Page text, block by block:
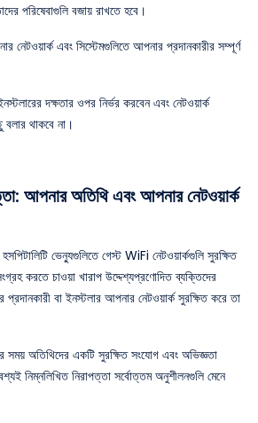
পরিষেবাগুলি বজায় রাখতে হবে।
নেটওয়ার্ক এবং সিস্টেমগুলিতে আপনার প্রদানকারীর সম্পূর্ণ
দক্ষতার ওপর নির্ভর করবেন এবং নেটওয়ার্ক
থাকবে না।
আপনার অতিথি এবং আপনার নেটওয়ার্ক
ভেন্যুগুলিতে গেস্ট WiFi নেটওয়ার্কগুলি সুরক্ষিত
করতে চাওয়া খারাপ উদ্দেশ্যপ্রণোদিত ব্যক্তিদের
বা ইনস্টলার আপনার নেটওয়ার্ক সুরক্ষিত করে তা
সময় অতিথিদের একটি সুরক্ষিত সংযোগ এবং অভিজ্ঞতা
নিম্নলিখিত নিরাপত্তা সর্বোত্তম অনুশীলনগুলি মেনে